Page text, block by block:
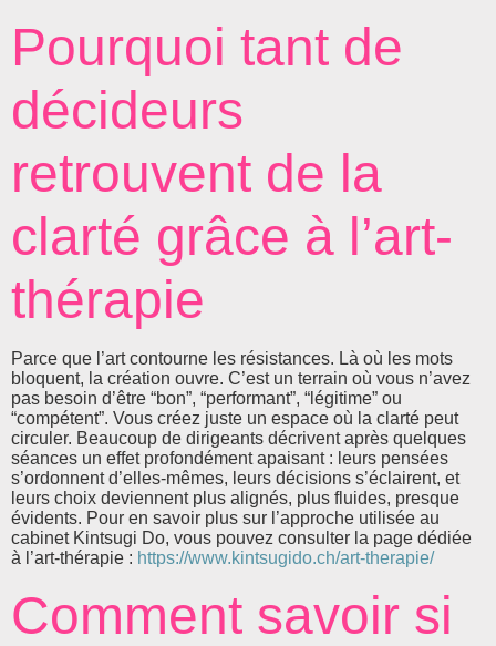
Pourquoi tant de
décideurs
retrouvent de la
clarté grâce à l’art-
thérapie
Parce que l’art contourne les résistances. Là où les mots
bloquent, la création ouvre. C’est un terrain où vous n’avez
pas besoin d’être “bon”, “performant”, “légitime” ou
“compétent”. Vous créez juste un espace où la clarté peut
circuler. Beaucoup de dirigeants décrivent après quelques
séances un effet profondément apaisant : leurs pensées
s’ordonnent d’elles-mêmes, leurs décisions s’éclairent, et
leurs choix deviennent plus alignés, plus fluides, presque
évidents. Pour en savoir plus sur l’approche utilisée au
cabinet Kintsugi Do, vous pouvez consulter la page dédiée
à l’art-thérapie : https://www.kintsugido.ch/art-therapie/
Comment savoir si